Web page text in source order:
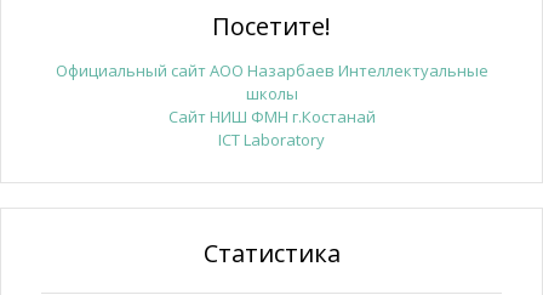
Посетите!
Официальный сайт АОО Назарбаев Интеллектуальные
школы
Сайт НИШ ФМН г.Костанай
ICT Laboratory
Статистика